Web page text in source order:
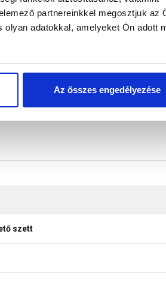
partnereinkkel megosztjuk az
adatokkal, amelyeket Ön adott
Az összes engedélyezése
leginkább valósághű
a képeken látható színek
szett